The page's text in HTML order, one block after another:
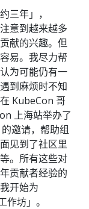
三年」，
意到越来越多
献的兴趣。但
易。我尽力帮
为可能仍有一
到麻烦时不知
KubeCon 哥
上海站举办了
邀请，帮助组
见到了社区里
。所有这些对
贡献者经验的
开始为
坊」。